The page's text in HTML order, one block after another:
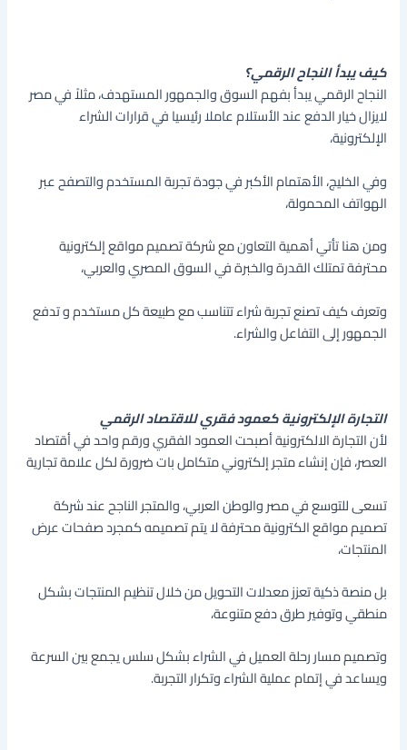
كيف يبدأ النجاح الرقمي؟
النجاح الرقمي يبدأ بفهم السوق والجمهور المستهدف، مثلاً في مصر
لايزال خيار الدفع عند الأستلام عاملا رئيسيا في قرارات الشراء
الإلكترونية،
وفي الخليج، الأهتمام الأكبر في جودة تجربة المستخدم والتصفح عبر
الهواتف المحمولة،
ومن هنا تأتي أهمية التعاون مع شركة تصميم مواقع إلكترونية
محترفة تمتلك القدرة والخبرة في السوق المصري والعربي،
وتعرف كيف تصنع تجربة شراء تتناسب مع طبيعة كل مستخدم و تدفع
الجمهور إلى التفاعل والشراء.
التجارة الإلكترونية كعمود فقري للاقتصاد الرقمي
لأن التجارة الالكترونية أصبحت العمود الفقري ورقم واحد في أقتصاد
العصر، فإن إنشاء متجر إلكتروني متكامل بات ضرورة لكل علامة تجارية
تسعى للتوسع في مصر والوطن العربي، والمتجر الناجح عند شركة
تصميم مواقع الكترونية محترفة لا يتم تصميمه كمجرد صفحات عرض
المنتجات،
بل منصة ذكية تعزز معدلات التحويل من خلال تنظيم المنتجات بشكل
منطقي وتوفير طرق دفع متنوعة،
وتصميم مسار رحلة العميل في الشراء بشكل سلس يجمع بين السرعة
ويساعد في إتمام عملية الشراء وتكرار التجربة.